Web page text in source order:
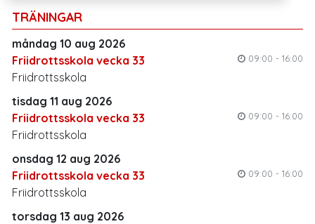
TRÄNINGAR
måndag 10 aug 2026
Friidrottsskola vecka 33
09:00 - 16:00
Friidrottsskola
tisdag 11 aug 2026
Friidrottsskola vecka 33
09:00 - 16:00
Friidrottsskola
onsdag 12 aug 2026
Friidrottsskola vecka 33
09:00 - 16:00
Friidrottsskola
torsdag 13 aug 2026